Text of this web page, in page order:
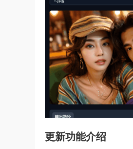
更新功能介绍